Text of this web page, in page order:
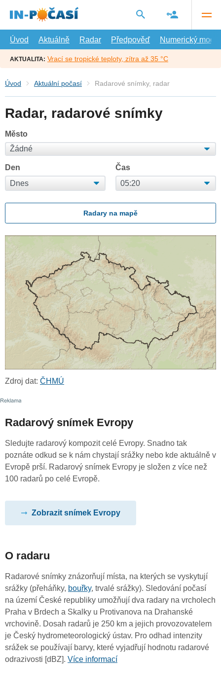
hlavní
Úvod
Aktuálně Radar Předpověď Numerický model
AKTUALITA: Vrací se tropické teploty, zítra až 35 °C
Úvod Aktuální počasí Radarové snímky, radar
Radar, radarové snímky
Město
Den Čas
Radary na mapě
Zdroj dat: ČHMÚ
Radarový snímek Evropy
Sledujte radarový kompozit celé Evropy. Snadno tak
poznáte odkud se k nám chystají srážky nebo kde aktuálně v
Evropě prší. Radarový snímek Evropy je složen z více než
100 radarů po celé Evropě.
Zobrazit snímek Evropy
O radaru
Radarové snímky znázorňují místa, na kterých se vyskytují
srážky (přeháňky, bouřky, trvalé srážky). Sledování počasí
na území České republiky umožňují dva radary na vrcholech
Praha v Brdech a Skalky u Protivanova na Drahanské
vrchovině. Dosah radarů je 250 km a jejich provozovatelem
je Český hydrometeorologický ústav. Pro odhad intenzity
srážek se používají barvy, které vyjadřují hodnotu radarové
odrazivosti [dBZ]. Více informací